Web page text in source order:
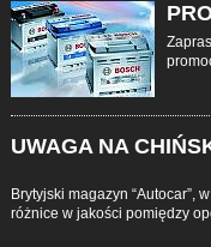
UWAGA NA
Brytyjski magazyn “Autocar”,
różnice w jakości pomiędzy